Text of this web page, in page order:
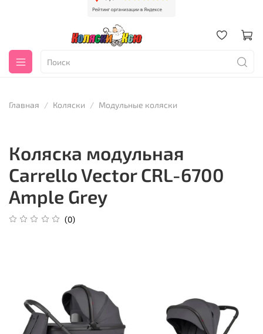
Главная Коляски Модульные коляски
Коляска модульная
Carrello Vector CRL-6700
Ample Grey
(0)